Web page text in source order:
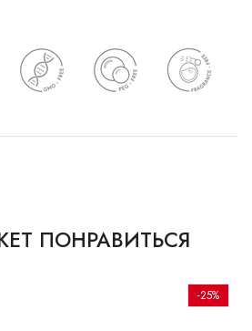
ПОНРАВИТЬСЯ
-25%